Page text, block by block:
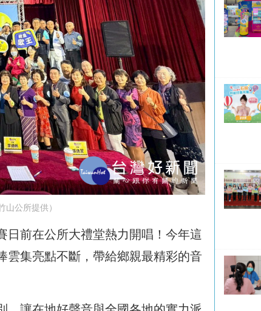
公所提供）
日前在公所大禮堂熱力開唱！今年這
雲集亮點不斷，帶給鄉親最精彩的音